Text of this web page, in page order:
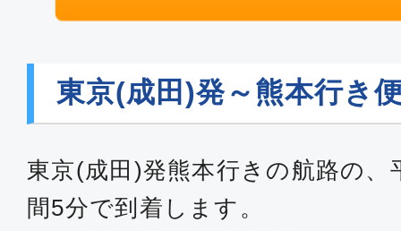
東京(成田)発～熊本行き
東京(成田)発熊本行きの航路の
間5分で到着します。